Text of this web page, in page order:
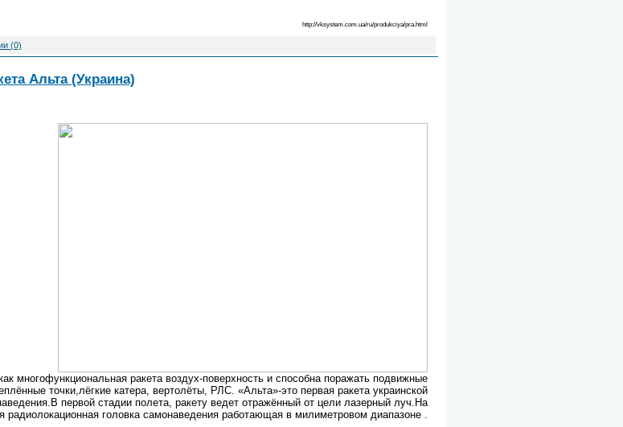
http://vksystem.com.ua/ru/produkciya/pra.html
(0)
Альта (Украина)
многофункциональная ракета воздух-поверхность и способна поражать подвижные
точки,лёгкие катера, вертолёты, РЛС. «Альта»-это первая ракета украинской
первой стадии полета, ракету ведет отражённый от цели лазерный луч.На
радиолокационная головка самонаведения работающая в милиметровом диапазоне .